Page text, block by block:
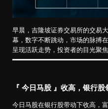
早晨，吉隆坡证券交易所的交易
幕，数字不断跳动，市场的脉搏
呈现活跃走势，投资者的目光聚
『 今日马股 』收高，银行
今日马股在银行股带动下收高，